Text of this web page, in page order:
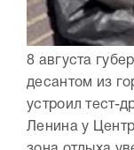
8 августа
десантом из
устроил тест-
Ленина у